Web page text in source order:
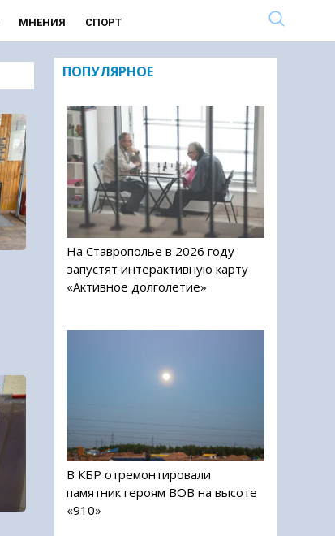
МНЕНИЯ СПОРТ
ПОПУЛЯРНОЕ
На Ставрополье в 2026 году
запустят интерактивную карту
«Активное долголетие»
В КБР отремонтировали
памятник героям ВОВ на высоте
«910»